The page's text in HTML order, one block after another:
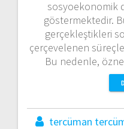
sosyoekonomik
göstermektedir.
gerçekleştikleri
çerçevelenen
Bu nedenle,
tercüman